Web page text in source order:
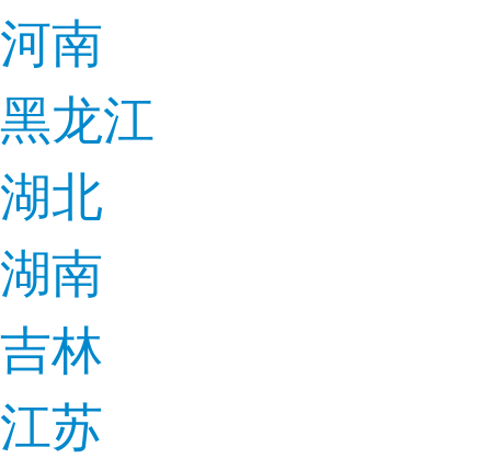
河南
黑龙江
湖北
湖南
吉林
江苏